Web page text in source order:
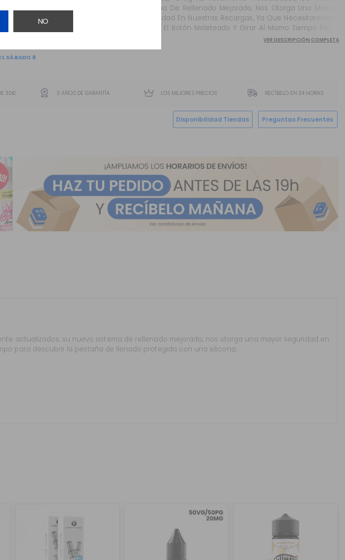
NO
Sistema De Rellenado Mejorado, Nos Otorga Una Mayor
Seguridad En Nuestras Recargas, Ya Que Necesitaremos
Pulsar El Botón Moleteado Y Girar Al Mismo Tiempo Para
Descubrir La Pestaña De Llenado Protegida Con Una
VER DESCRIPCIÓN COMPLETA
30€ 3 AÑOS DE GARANTÍA LOS MEJORES PRECIOS RECÍBELO EN 24 HORAS
Disponibilidad Tiendas Preguntas Frecuentes
actualizados, su nuevo sistema de rellenado mejorado, nos otorga una mayor seguridad en
para descubrir la pestaña de llenado protegida con una silicona.